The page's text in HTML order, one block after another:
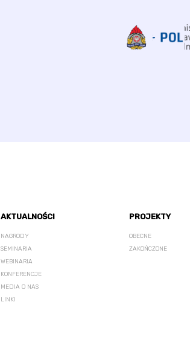
AKTUALNOŚCI
NAGRODY
SEMINARIA
WEBINARIA
KONFERENCJE
MEDIA O NAS
LINKI
PROJEKTY
OBECNE
ZAKOŃCZONE